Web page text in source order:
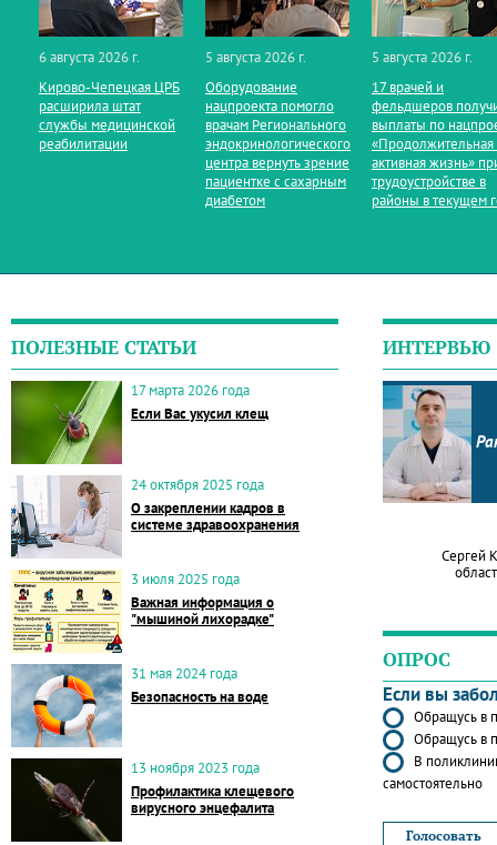
6 августа 2026 г.
Кирово‑Чепецкая ЦРБ
расширила штат
службы медицинской
реабилитации
5 августа 2026 г.
Оборудование
нацпроекта помогло
врачам Регионального
эндокринологического
центра вернуть зрение
пациентке с сахарным
диабетом
5 августа 2026 г.
17 врачей и
фельдшеров
выплаты по
«Продолжительная
активная жизнь»
трудоустройстве в
районы в текущем
ПОЛЕЗНЫЕ СТАТЬИ
17 марта 2026 года
Если Вас укусил клещ
24 октября 2025 года
О закреплении кадров в
системе здравоохранения
3 июля 2025 года
Важная информация о
"мышиной лихорадке"
31 мая 2024 года
Безопасность на воде
13 ноября 2023 года
Профилактика клещевого
вирусного энцефалита
ИНТЕРВЬЮ
Сергей
ОПРОС
Если вы
Обращусь в
Обращусь в
В
самостоятельно